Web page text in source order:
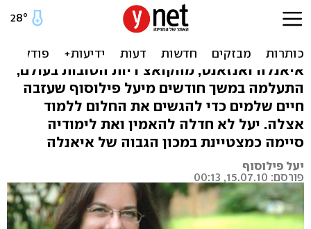
איך הצלחתי כנגד כל
איאנלה ואנזאנט, מהקואצ'ריות הטובות בעולם,
התעלמה במשך חודשים מיעל פילוסוף שעזבה
חיים שלמים כדי להגשים את החלום ללמוד
אצלה. יעל לא חדלה להאמין ואת לימודיה
סיימה כמצטיינת במכון הגבוה של איאנלה
יעל פילוסוף
פורסם: 15.07.10, 00:13